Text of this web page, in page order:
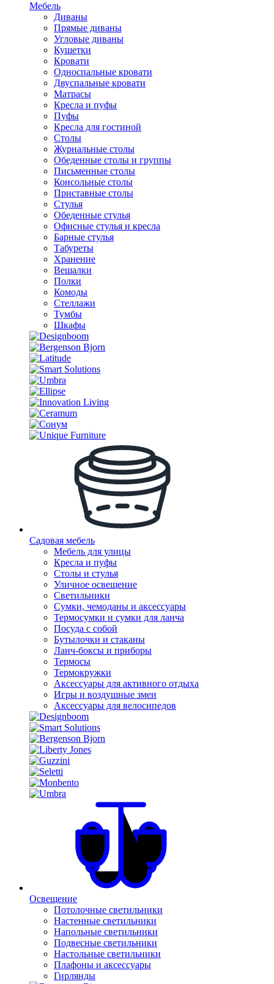
Мебель
Диваны
Прямые диваны
Угловые диваны
Кушетки
Кровати
Односпальные кровати
Двуспальные кровати
Матрасы
Кресла и пуфы
Пуфы
Кресла для гостиной
Столы
Журнальные столы
Обеденные столы и группы
Письменные столы
Консольные столы
Приставные столы
Стулья
Обеденные стулья
Офисные стулья и кресла
Барные стулья
Табуреты
Хранение
Вешалки
Полки
Комоды
Стеллажи
Тумбы
Шкафы
Садовая мебель
Мебель для улицы
Кресла и пуфы
Столы и стулья
Уличное освещение
Светильники
Сумки, чемоданы и аксессуары
Термосумки и сумки для ланча
Посуда с собой
Бутылочки и стаканы
Ланч-боксы и приборы
Термосы
Термокружки
Аксессуары для активного отдыха
Игры и воздушные змеи
Аксессуары для велосипедов
Освещение
Потолочные светильники
Настенные светильники
Напольные светильники
Подвесные светильники
Настольные светильники
Плафоны и аксессуары
Гирлянды